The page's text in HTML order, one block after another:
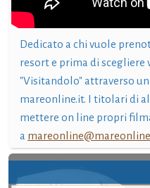
Dedicato a chi vuole
resort e prima di scegliere
"Visitandolo" attraverso
mareonline.it. I titolari di
mettere on line propri
a